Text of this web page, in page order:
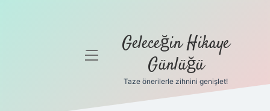
menüyü Geleceğin Hikaye
Günlüğü
Taze önerilerle zihnini genişlet!